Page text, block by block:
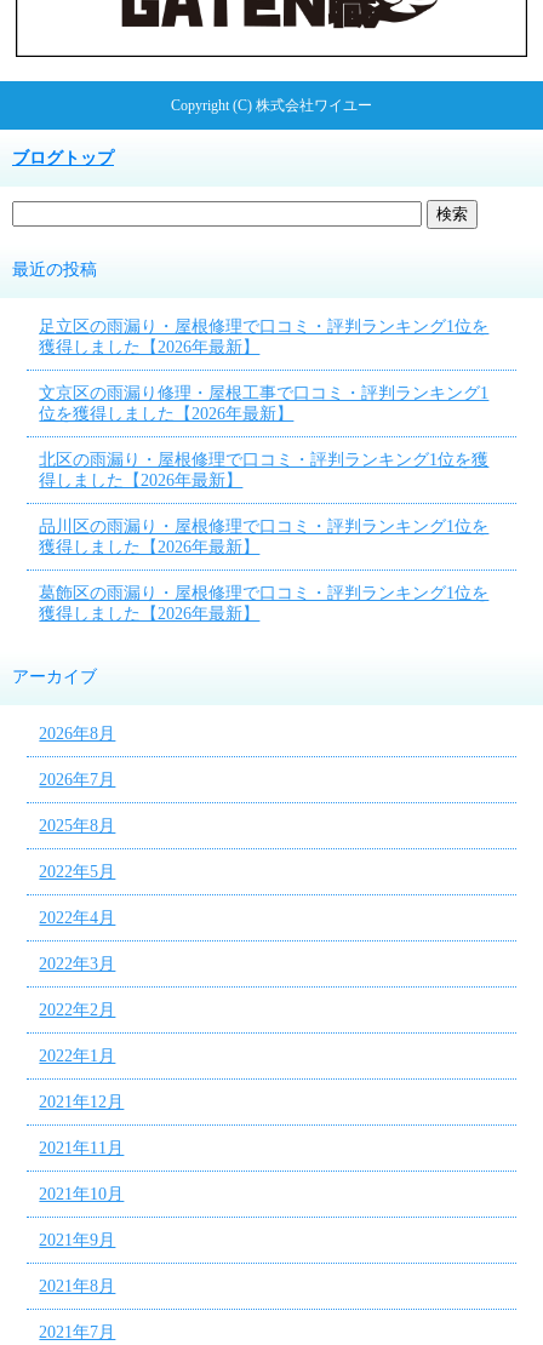
Copyright (C) 株式会社ワイユー
ブログトップ
最近の投稿
足立区の雨漏り・屋根修理で口コミ・評判ランキング1位を
獲得しました【2026年最新】
文京区の雨漏り修理・屋根工事で口コミ・評判ランキング1
位を獲得しました【2026年最新】
北区の雨漏り・屋根修理で口コミ・評判ランキング1位を獲
得しました【2026年最新】
品川区の雨漏り・屋根修理で口コミ・評判ランキング1位を
獲得しました【2026年最新】
葛飾区の雨漏り・屋根修理で口コミ・評判ランキング1位を
獲得しました【2026年最新】
アーカイブ
2026年8月
2026年7月
2025年8月
2022年5月
2022年4月
2022年3月
2022年2月
2022年1月
2021年12月
2021年11月
2021年10月
2021年9月
2021年8月
2021年7月